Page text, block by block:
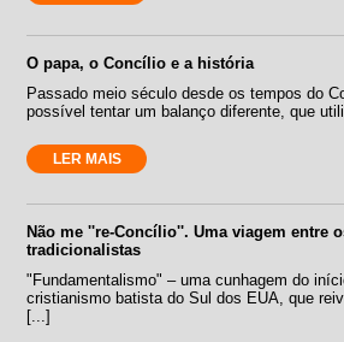
O papa, o Concílio e a história
Passado meio século desde os tempos do
possível tentar um balanço diferente, que
LER MAIS
Não me ''re-Concílio''. Uma viagem entre
tradicionalistas
"Fundamentalismo" – uma cunhagem do
cristianismo batista do Sul dos EUA, que
[...]